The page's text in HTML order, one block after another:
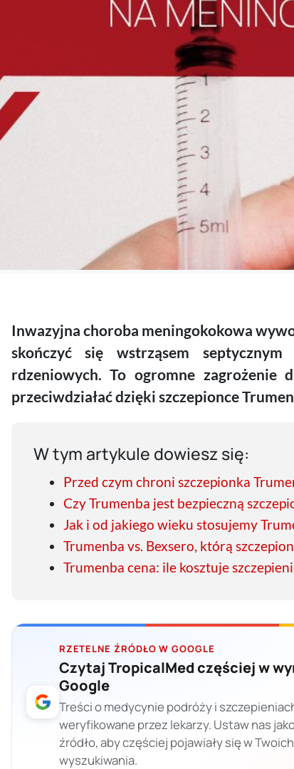
Inwazyjna choroba meningokokowa
skończyć się wstrząsem
rdzeniowych. To ogromne
przeciwdziałać dzięki szczepionce
W tym artykule dowiesz się:
Przed czym chroni szczepionka
Czy Trumenba jest bezpieczną
Jak i od jakiego wieku stosujemy
Trumenba vs. Bexsero, którą
Trumenba cena: ile kosztuje
RZETELNE ŹRÓDŁO W GOOGLE
Czytaj TropicalMed częściej w
Google
Treści o medycynie podróży i
weryfikowane przez lekarzy. Ustaw nas
źródło, aby częściej pojawiały się w
wyszukiwania.